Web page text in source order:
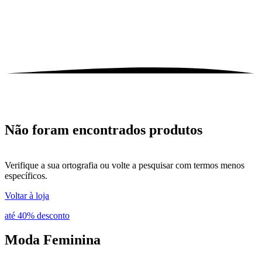
Não foram encontrados produtos
Verifique a sua ortografia ou volte a pesquisar com termos menos
específicos.
Voltar à loja
até 40% desconto
Moda Feminina